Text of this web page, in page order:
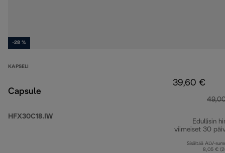
-28 %
KAPSELI
Capsule
HFX30C18.IW
39,60 €
Edullisin
viimeiset 30
Sisältää ALV-
8,05 €